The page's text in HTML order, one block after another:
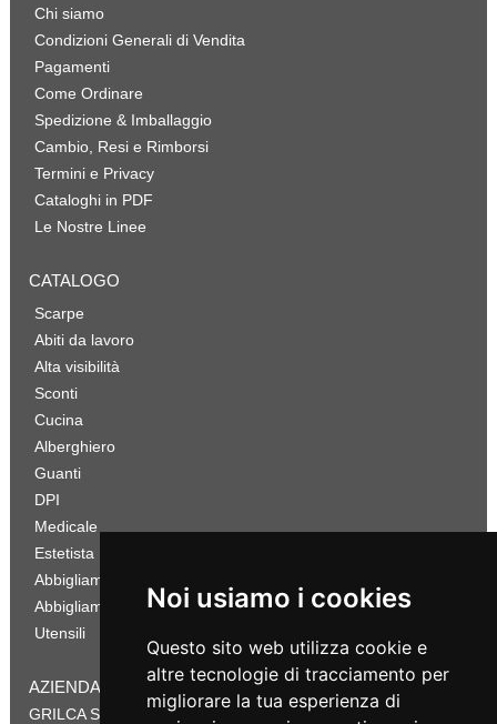
Noi usiamo i cookies
Questo sito web utilizza cookie e
altre tecnologie di tracciamento per
migliorare la tua esperienza di
Chi siamo
Condizioni Generali di Vendita
Pagamenti
Come Ordinare
Spedizione & Imballaggio
Cambio, Resi e Rimborsi
Termini e Privacy
Cataloghi in PDF
Le Nostre Linee
CATALOGO
Scarpe
Abiti da lavoro
Alta visibilità
Sconti
Cucina
Alberghiero
Guanti
DPI
Medicale
Estetista
Abbigliamento Sportivo
Abbigliamento Bambino
Utensili
AZIENDA
GRILCA SRL